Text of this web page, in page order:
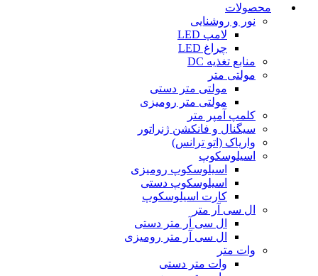
محصولات
نور و روشنایی
لامپ LED
چراغ LED
منابع تغذیه DC
مولتی متر
مولتی متر دستی
مولتی متر رومیزی
کلمپ آمپر متر
سیگنال و فانکشن ژنراتور
واریاک (اتو ترانس)
اسیلوسکوپ
اسیلوسکوپ رومیزی
اسیلوسکوپ دستی
کارت اسیلوسکوپ
ال سی آر متر
ال سی آر متر دستی
ال سی آر متر رومیزی
وات متر
وات متر دستی